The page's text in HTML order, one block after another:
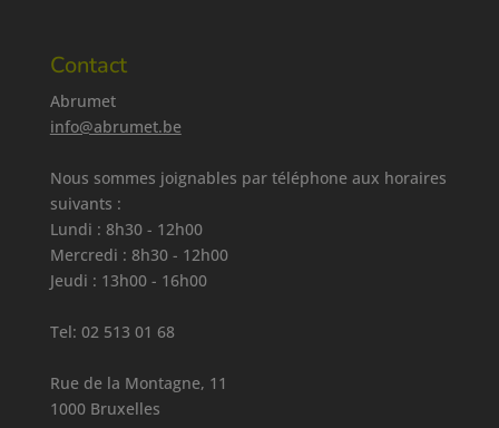
Contact
Abrumet
info@abrumet.be
Nous sommes joignables par téléphone aux horaires
suivants :
Lundi : 8h30 - 12h00
Mercredi : 8h30 - 12h00
Jeudi : 13h00 - 16h00
Tel: 02 513 01 68
Rue de la Montagne, 11
1000 Bruxelles